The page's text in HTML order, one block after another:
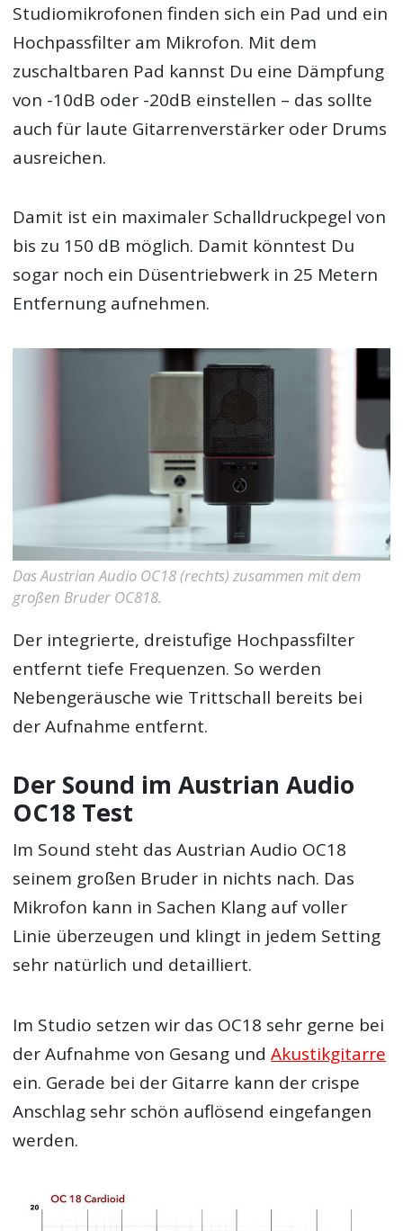
Studiomikrofonen finden sich ein Pad und ein
Hochpassfilter am Mikrofon. Mit dem
zuschaltbaren Pad kannst Du eine Dämpfung
von -10dB oder -20dB einstellen – das sollte
auch für laute Gitarrenverstärker oder Drums
ausreichen.
Damit ist ein maximaler Schalldruckpegel von
bis zu 150 dB möglich. Damit könntest Du
sogar noch ein Düsentriebwerk in 25 Metern
Entfernung aufnehmen.
Das Austrian Audio OC18 (rechts) zusammen mit dem
großen Bruder OC818.
Der integrierte, dreistufige Hochpassfilter
entfernt tiefe Frequenzen. So werden
Nebengeräusche wie Trittschall bereits bei
der Aufnahme entfernt.
Der Sound im Austrian Audio
OC18 Test
Im Sound steht das Austrian Audio OC18
seinem großen Bruder in nichts nach. Das
Mikrofon kann in Sachen Klang auf voller
Linie überzeugen und klingt in jedem Setting
sehr natürlich und detailliert.
Im Studio setzen wir das OC18 sehr gerne bei
der Aufnahme von Gesang undAkustikgitarre
ein. Gerade bei der Gitarre kann der crispe
Anschlag sehr schön auflösend eingefangen
werden.